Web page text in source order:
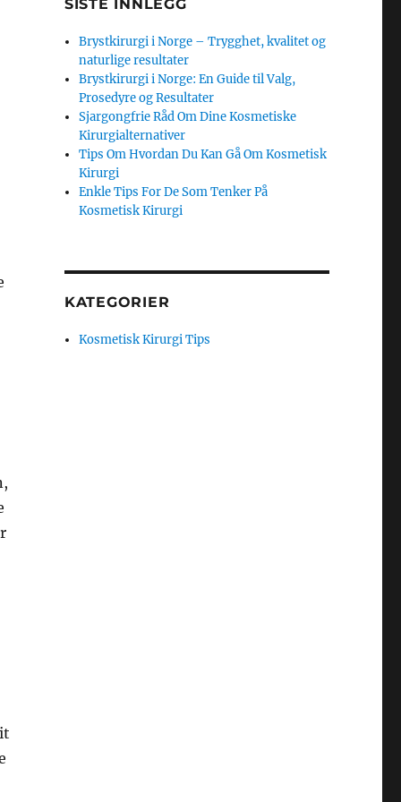
SISTE INNLEGG
Brystkirurgi i Norge – Trygghet, kvalitet og
naturlige resultater
Brystkirurgi i Norge: En Guide til Valg,
Prosedyre og Resultater
Sjargongfrie Råd Om Dine Kosmetiske
Kirurgialternativer
Tips Om Hvordan Du Kan Gå Om Kosmetisk
Kirurgi
Enkle Tips For De Som Tenker På
Kosmetisk Kirurgi
KATEGORIER
Kosmetisk Kirurgi Tips